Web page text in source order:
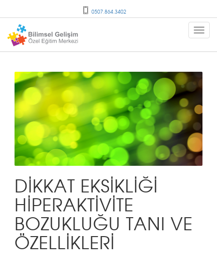
0507.864.3402
DİKKAT EKSİKLİĞİ
HİPERAKTİVİTE
BOZUKLUĞU TANI VE
ÖZELLİKLERİ